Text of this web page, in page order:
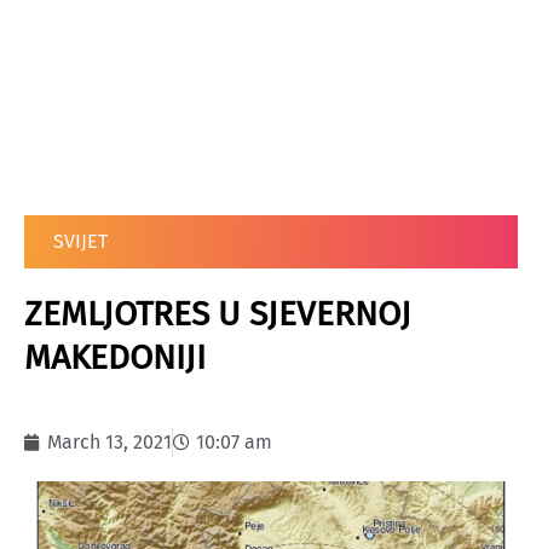
SVIJET
ZEMLJOTRES U SJEVERNOJ
MAKEDONIJI
March 13, 2021 10:07 am